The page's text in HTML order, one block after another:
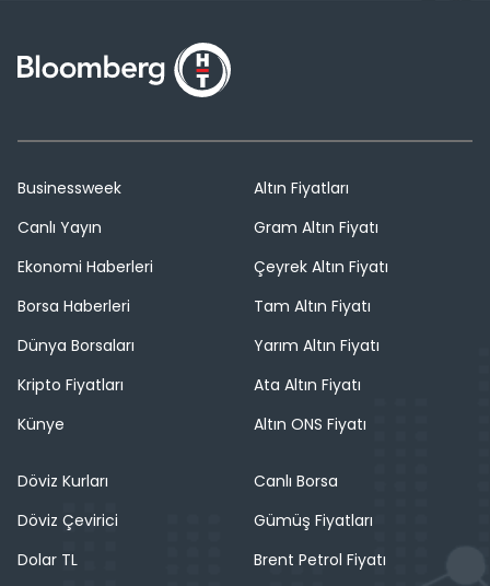
Businessweek
Canlı Yayın
Ekonomi Haberleri
Borsa Haberleri
Dünya Borsaları
Kripto Fiyatları
Künye
Altın Fiyatları
Gram Altın Fiyatı
Çeyrek Altın Fiyatı
Tam Altın Fiyatı
Yarım Altın Fiyatı
Ata Altın Fiyatı
Altın ONS Fiyatı
Döviz Kurları
Döviz Çevirici
Dolar TL
Canlı Borsa
Gümüş Fiyatları
Brent Petrol Fiyatı